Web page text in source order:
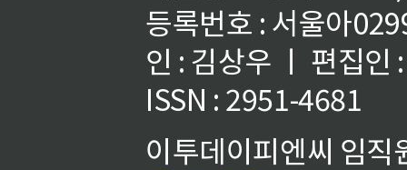
등록번호 : 서울아
인 : 김상우 ㅣ 편집인
ISSN : 2951-4681
이투데이피엔씨 임